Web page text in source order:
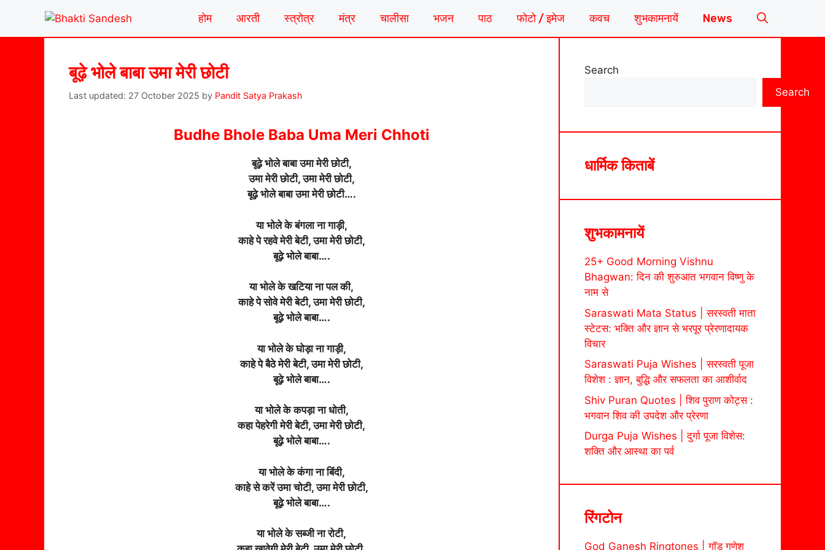
content
होम आरती स्त्रोत्र मंत्र चालीसा भजन पाठ फोटो / इमेज कवच शुभकामनायें News
बूढ़े भोले बाबा उमा मेरी छोटी
27 October 2025 by Pandit Satya Prakash
Budhe Bhole Baba Uma Meri Chhoti
बूढ़े भोले बाबा उमा मेरी छोटी,
उमा मेरी छोटी, उमा मेरी छोटी,
बूढ़े भोले बाबा उमा मेरी छोटी….
या भोले के बंगला ना गाड़ी,
काहे पे रहवे मेरी बेटी, उमा मेरी छोटी,
बूढ़े भोले बाबा….
या भोले के खटिया ना पल की,
काहे पे सोवे मेरी बेटी, उमा मेरी छोटी,
बूढ़े भोले बाबा….
या भोले के घोड़ा ना गाड़ी,
काहे पे बैठे मेरी बेटी, उमा मेरी छोटी,
बूढ़े भोले बाबा….
या भोले के कपड़ा ना धोती,
कहा पेहरेगी मेरी बेटी, उमा मेरी छोटी,
बूढ़े भोले बाबा….
या भोले के कंगा ना बिंदी,
काहे से करें उमा चोटी, उमा मेरी छोटी,
बूढ़े भोले बाबा….
या भोले के सब्जी ना रोटी,
Search
Search
धार्मिक किताबें
शुभकामनायें
25+ Good Morning Vishnu
Bhagwan: दिन की शुरुआत भगवान विष्णु के
नाम से
Saraswati Mata Status | सरस्वती माता
स्टेटस: भक्ति और ज्ञान से भरपूर प्रेरणादायक
विचार
Saraswati Puja Wishes | सरस्वती पूजा
विशेश : ज्ञान, बुद्धि और सफलता का आशीर्वाद
Shiv Puran Quotes | शिव पुराण कोट्स :
भगवान शिव की उपदेश और प्रेरणा
Durga Puja Wishes | दुर्गा पूजा विशेस:
शक्ति और आस्था का पर्व
रिंगटोन
God Ganesh Ringtones | गॉड गणेश